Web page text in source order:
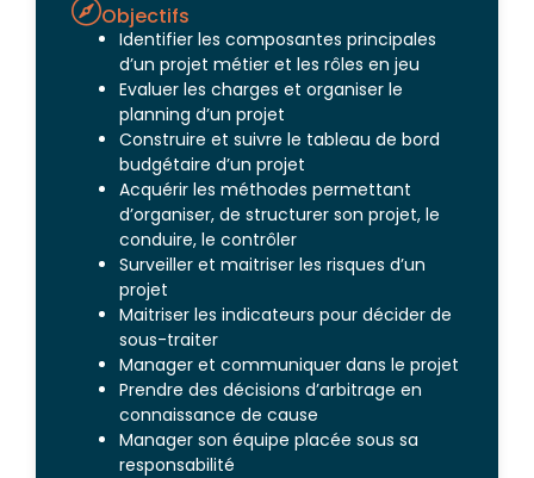
Objectifs
Identifier les composantes principales
d’un projet métier et les rôles en jeu
Evaluer les charges et organiser le
planning d’un projet
Construire et suivre le tableau de bord
budgétaire d’un projet
Acquérir les méthodes permettant
d’organiser, de structurer son projet, le
conduire, le contrôler
Surveiller et maitriser les risques d’un
projet
Maitriser les indicateurs pour décider de
sous-traiter
Manager et communiquer dans le projet
Prendre des décisions d’arbitrage en
connaissance de cause
Manager son équipe placée sous sa
responsabilité